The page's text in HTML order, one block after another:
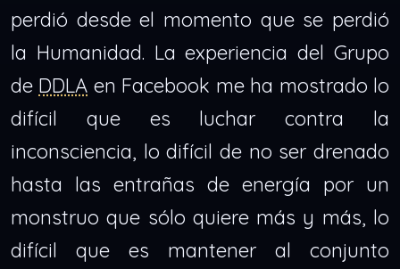
perdió desde el momento que se perdió
la Humanidad. La experiencia del Grupo
de DDLA en Facebook me ha mostrado lo
difícil que es luchar contra la
inconsciencia, lo difícil de no ser drenado
hasta las entrañas de energía por un
monstruo que sólo quiere más y más, lo
difícil que es mantener al conjunto